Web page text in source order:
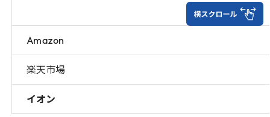
Amazon
楽天市場
イオン